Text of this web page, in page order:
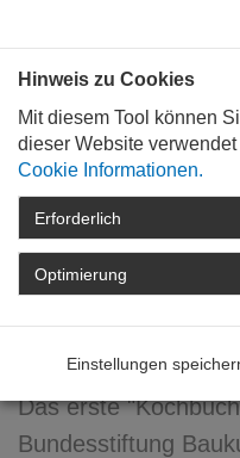
STARTSEITE
33 Baukultur
Das erste
Bundesstiftung
Hinweis zu Cookies
Mit diesem Tool können
dieser Website
Cookie Informationen.
Erforderlich
Optimierung
Einstellungen